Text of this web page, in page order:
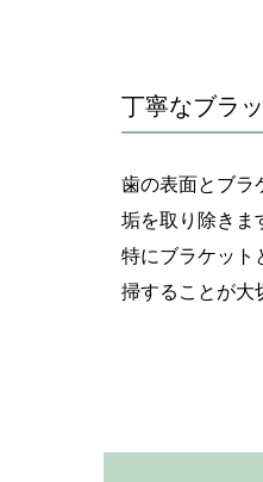
丁寧なブラ
歯の表面とブラ
垢を取り除きま
特にブラケット
掃することが大